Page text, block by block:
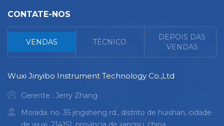
CONTATE-NOS
VENDAS TÉCNICO
<
DEPOIS DAS
VENDAS
Wuxi Jinyibo Instrument Technology Co.,Ltd
Gerente : Jerry Zhang
Morada: no. 35 jingsheng rd., distrito de huishan, cidade